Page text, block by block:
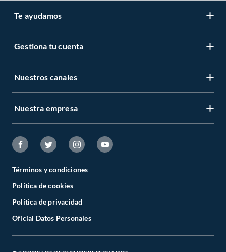
Te ayudamos
Gestiona tu cuenta
Nuestros canales
Nuestra empresa
Términos y condiciones
Política de cookies
Política de privacidad
Oficial Datos Personales